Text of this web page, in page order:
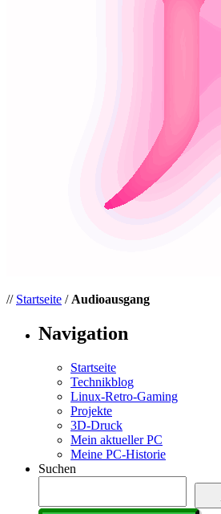
// Startseite / Audioausgang
Navigation
Startseite
Technikblog
Linux-Retro-Gaming
Projekte
3D-Druck
Mein aktueller PC
Meine PC-Historie
Suchen